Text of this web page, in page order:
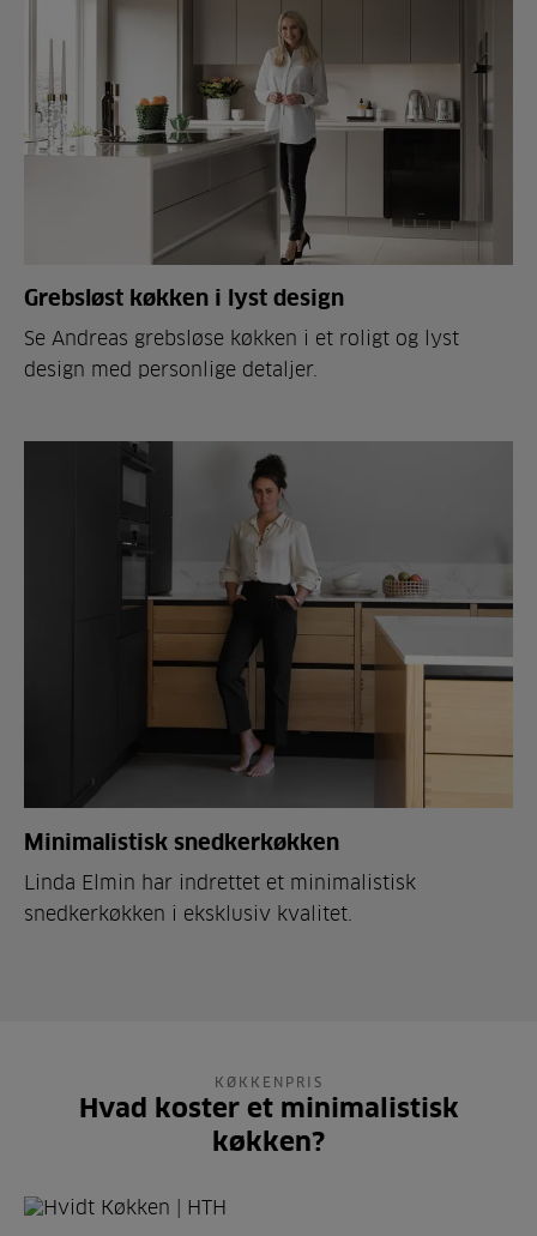
Grebsløst køkken i lyst design
Se Andreas grebsløse køkken i et roligt og lyst
design med personlige detaljer.
Minimalistisk snedkerkøkken
Linda Elmin har indrettet et minimalistisk
snedkerkøkken i eksklusiv kvalitet.
KØKKENPRIS
Hvad koster et minimalistisk
køkken?